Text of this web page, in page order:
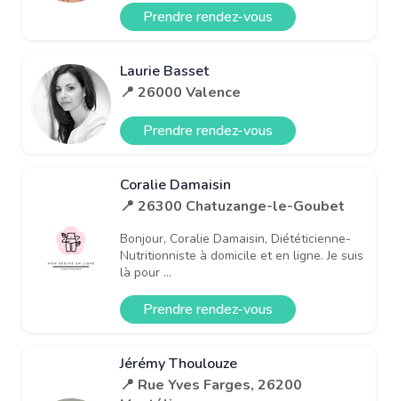
Prendre rendez-vous
Laurie Basset
📍 26000 Valence
Prendre rendez-vous
Coralie Damaisin
📍 26300 Chatuzange-le-Goubet
Bonjour, Coralie Damaisin, Diététicienne-
Nutritionniste à domicile et en ligne. Je suis
là pour ...
Prendre rendez-vous
Jérémy Thoulouze
📍 Rue Yves Farges, 26200